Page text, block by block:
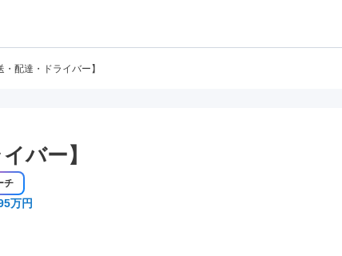
・配達・ドライバー】
バー】
チ
万円